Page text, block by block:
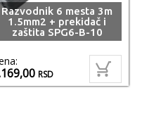
Razvodnik 6 mesta 3m
1.5mm2 + prekidač i
zaštita SPG6-B-10
RSD